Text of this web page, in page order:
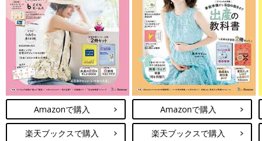
Amazonで購入
楽天ブックスで購入
Amazonで購入
楽天ブックスで購入